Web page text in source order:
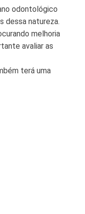
odontológico
dessa natureza.
melhoria
avaliar as
terá uma